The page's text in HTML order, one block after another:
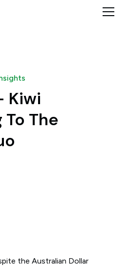
Kiwi
The
the Australian Dollar